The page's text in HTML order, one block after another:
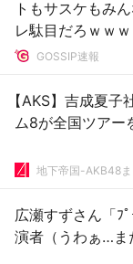
トもサスケもみ
レ駄目だろｗｗｗ
GOSSIP速報
【AKS】吉成夏
ム8が全国ツアー
地下帝国-AKB48
広瀬すずさん「ﾌ
演者（うわぁ…ま